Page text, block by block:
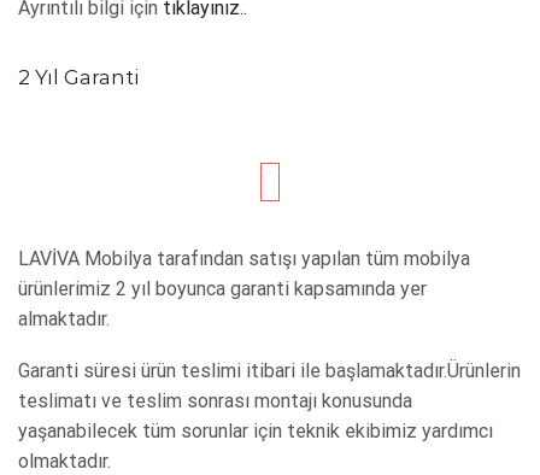
Ayrıntılı bilgi için tıklayınız..
2 Yıl Garanti
LAVİVA Mobilya tarafından satışı yapılan tüm mobilya
ürünlerimiz 2 yıl boyunca garanti kapsamında yer
almaktadır.
Garanti süresi ürün teslimi itibari ile başlamaktadır.Ürünlerin
teslimatı ve teslim sonrası montajı konusunda
yaşanabilecek tüm sorunlar için teknik ekibimiz yardımcı
olmaktadır.